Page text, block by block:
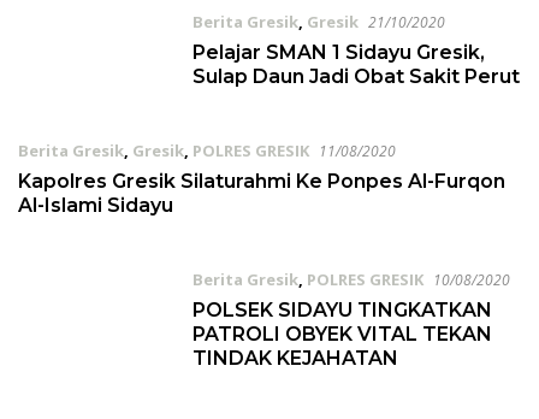
Berita Gresik, Gresik 21/10/2020
Pelajar SMAN 1 Sidayu Gresik,
Sulap Daun Jadi Obat Sakit Perut
Berita Gresik, Gresik, POLRES GRESIK 11/08/2020
Kapolres Gresik Silaturahmi Ke Ponpes Al-Furqon
Al-Islami Sidayu
Berita Gresik, POLRES GRESIK 10/08/2020
POLSEK SIDAYU TINGKATKAN
PATROLI OBYEK VITAL TEKAN
TINDAK KEJAHATAN